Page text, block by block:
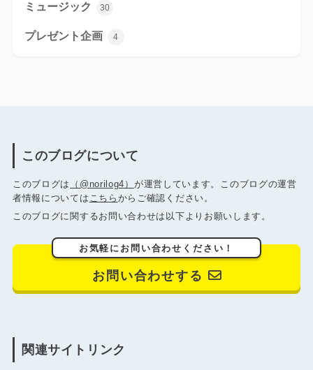
ミュージック 30
プレゼント企画 4
このブログについて
このブログは （@norilog4） が運営しています。このブログの運営
者情報については こちら からご確認ください。
このブログに関するお問い合わせは以下よりお願いします。
お気軽にお問い合わせください！
お問い合わせする
関連サイトリンク